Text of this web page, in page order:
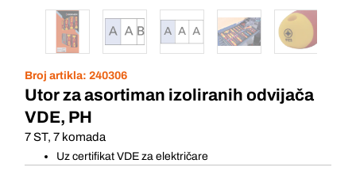
Broj artikla: 240306
Utor za asortiman izoliranih odvijača
VDE, PH
7 ST, 7 komada
Uz certifikat VDE za električare